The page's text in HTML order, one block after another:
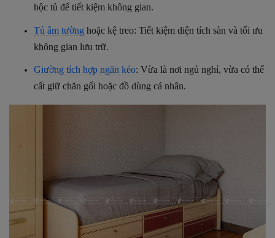
hộc tủ để tiết kiệm không gian.
Tủ âm tường hoặc kệ treo: Tiết kiệm diện tích sàn và tối ưu
không gian lưu trữ.
Giường tích hợp ngăn kéo: Vừa là nơi ngủ nghỉ, vừa có thể
cất giữ chăn gối hoặc đồ dùng cá nhân.